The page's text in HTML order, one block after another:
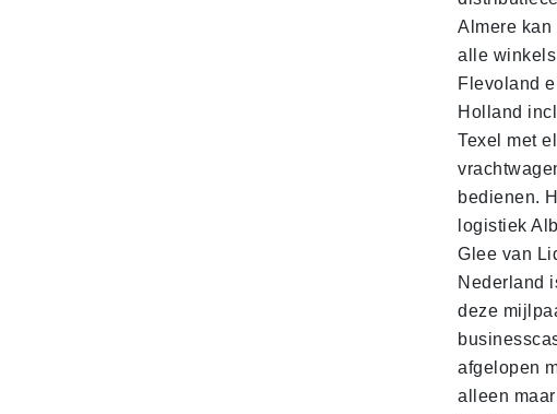
Almere
alle
Flevoland
Holland
Texel met
bedienen.
logistiek
Glee van
Nederland
deze
afgelopen
alleen maar